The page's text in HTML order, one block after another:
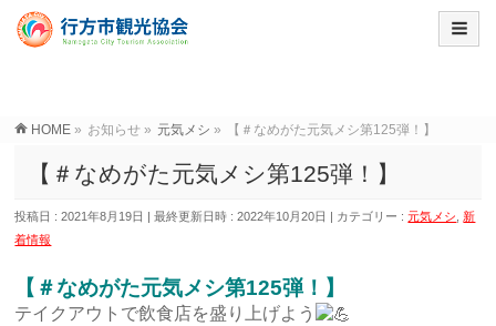
HOME » お知らせ » 元気メシ » 【＃なめがた元気メシ第125弾！】
【＃なめがた元気メシ第125弾！】
投稿日 : 2021年8月19日 最終更新日時 : 2022年10月20日 カテゴリー :元気メシ
新
着情報
【＃なめがた元気メシ第125弾！】
テイクアウトで飲食店を盛り上げよう